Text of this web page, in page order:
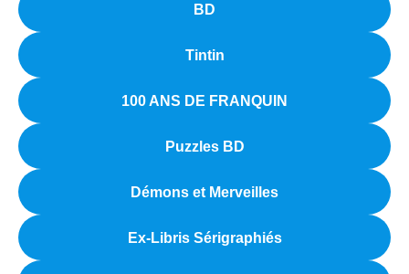
BD
Tintin
100 ANS DE FRANQUIN
Puzzles BD
Démons et Merveilles
Ex-Libris Sérigraphiés